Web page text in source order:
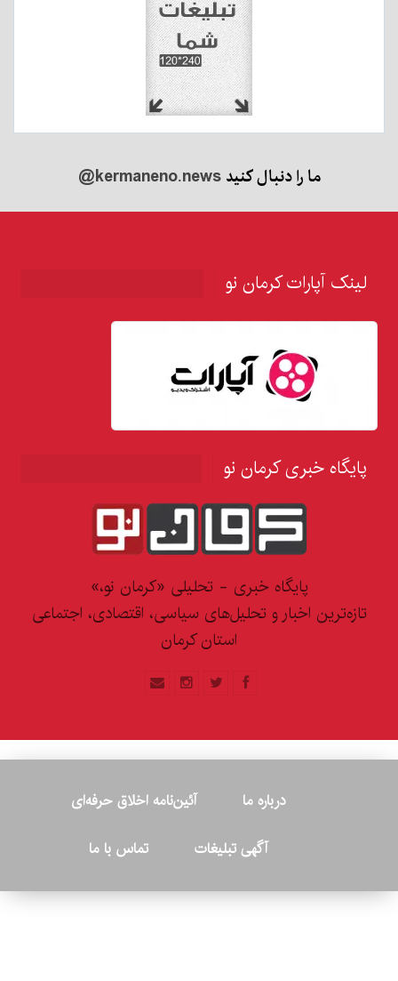
ما را دنبال کنید@kermaneno.news
لینک آپارات کرمان نو
پایگاه خبری کرمان نو
پایگاه خبری - تحلیلی «کرمان نو،»
تازه‌ترین اخبار و تحلیل‌های سیاسی، اقتصادی، اجتماعی
استان کرمان
درباره ما
آئین‌نامه اخلاق حرفه‌ای
آگهی تبلیغات
تماس با ما